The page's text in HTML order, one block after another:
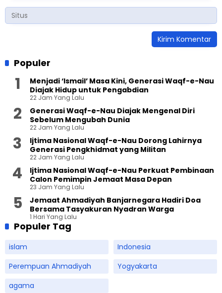
Populer
Menjadi ‘Ismail’ Masa Kini, Generasi Waqf-e-Nau
Diajak Hidup untuk Pengabdian
22 Jam Yang Lalu
Generasi Waqf-e-Nau Diajak Mengenal Diri
Sebelum Mengubah Dunia
22 Jam Yang Lalu
Ijtima Nasional Waqf-e-Nau Dorong Lahirnya
Generasi Pengkhidmat yang Militan
22 Jam Yang Lalu
Ijtima Nasional Waqf-e-Nau Perkuat Pembinaan
Calon Pemimpin Jemaat Masa Depan
23 Jam Yang Lalu
Jemaat Ahmadiyah Banjarnegara Hadiri Doa
Bersama Tasyakuran Nyadran Warga
1 Hari Yang Lalu
Populer Tag
islam
Indonesia
Perempuan Ahmadiyah
Yogyakarta
agama